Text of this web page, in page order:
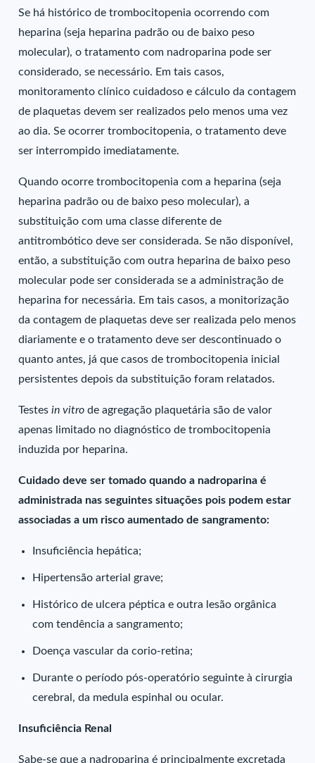
Se há histórico de trombocitopenia ocorrendo com
heparina (seja heparina padrão ou de baixo peso
molecular), o tratamento com nadroparina pode ser
considerado, se necessário. Em tais casos,
monitoramento clínico cuidadoso e cálculo da contagem
de plaquetas devem ser realizados pelo menos uma vez
ao dia. Se ocorrer trombocitopenia, o tratamento deve
ser interrompido imediatamente.
Quando ocorre trombocitopenia com a heparina (seja
heparina padrão ou de baixo peso molecular), a
substituição com uma classe diferente de
antitrombótico deve ser considerada. Se não disponível,
então, a substituição com outra heparina de baixo peso
molecular pode ser considerada se a administração de
heparina for necessária. Em tais casos, a monitorização
da contagem de plaquetas deve ser realizada pelo menos
diariamente e o tratamento deve ser descontinuado o
quanto antes, já que casos de trombocitopenia inicial
persistentes depois da substituição foram relatados.
Testes in vitro de agregação plaquetária são de valor
apenas limitado no diagnóstico de trombocitopenia
induzida por heparina.
Cuidado deve ser tomado quando a nadroparina é
administrada nas seguintes situações pois podem estar
associadas a um risco aumentado de sangramento:
Insuficiência hepática;
Hipertensão arterial grave;
Histórico de ulcera péptica e outra lesão orgânica
com tendência a sangramento;
Doença vascular da corio-retina;
Durante o período pós-operatório seguinte à cirurgia
cerebral, da medula espinhal ou ocular.
Insuficiência Renal
Sabe-se que a nadroparina é principalmente excretada